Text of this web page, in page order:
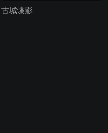
古城谍影